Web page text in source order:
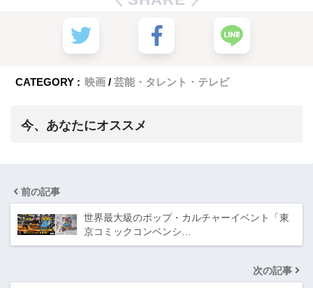
CATEGORY : 映画 芸能・タレント・テレビ
今、あなたにオススメ
前の記事
世界最大級のポップ・カルチャーイベント「東
京コミックコンベンシ…
次の記事